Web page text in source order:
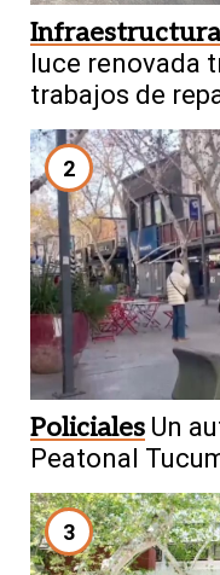
luce renovada
trabajos de
2
Policiales Un
Peatonal
3